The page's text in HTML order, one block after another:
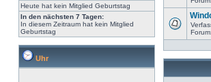
Heute hat kein Mitglied Geburtstag
In den nächsten 7 Tagen:
In diesem Zeitraum hat kein Mitglied
Geburtstag
Uhr
Forum: